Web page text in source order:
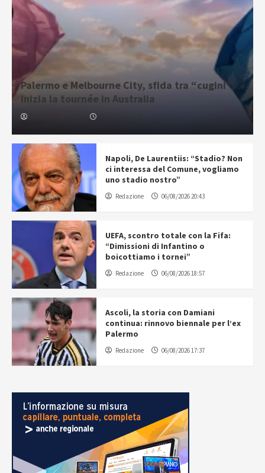
Palermo e Melbourne City, sfida tra “cugini”:
inizia la tournée in Australia
Napoli, De Laurentiis: “Stadio? Non
ci interessa del Comune, vogliamo
uno stadio nostro”
Redazione 06/08/2026 20:43
UEFA, scontro totale con la Fifa:
“Dimissioni di Infantino o
boicottiamo i tornei”
Redazione 06/08/2026 18:57
Ascoli, la storia con Damiani
continua: rinnovo biennale per l’ex
Palermo
Redazione 06/08/2026 17:37